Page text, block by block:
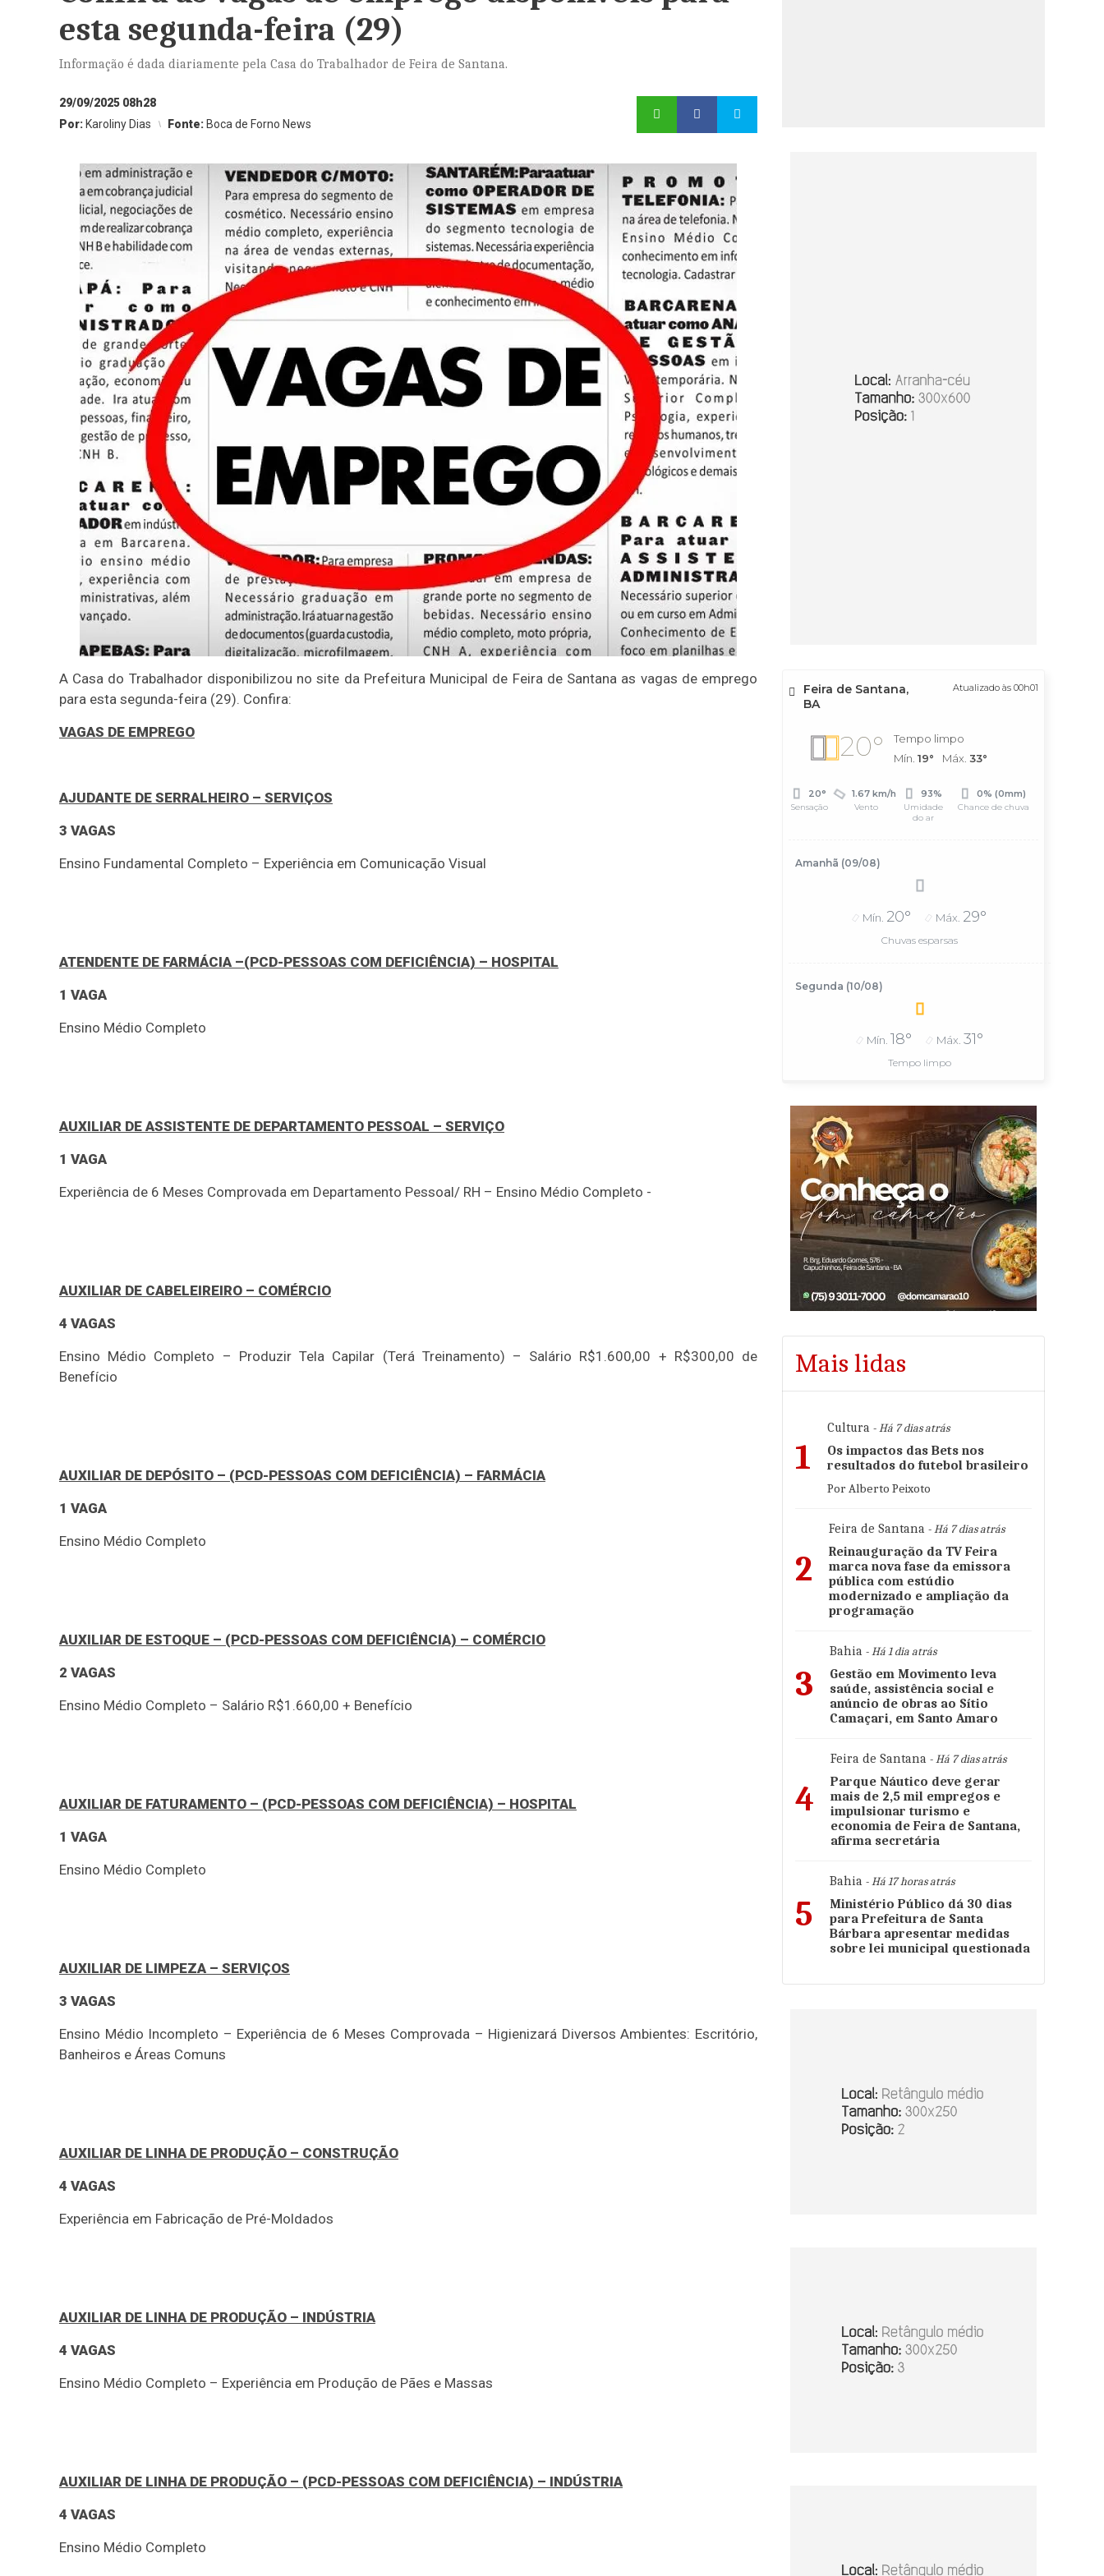
esta segunda-feira (29)
Informação é dada diariamente pela Casa do Trabalhador de Feira de Santana.
29/09/2025 08h28
Por: Karoliny Dias Fonte: Boca de Forno News
A Casa do Trabalhador disponibilizou no site da Prefeitura Municipal de Feira de Santana as vagas de emprego
para esta segunda-feira (29). Confira:
VAGAS DE EMPREGO
AJUDANTE DE SERRALHEIRO – SERVIÇOS
3 VAGAS
Ensino Fundamental Completo – Experiência em Comunicação Visual
ATENDENTE DE FARMÁCIA –(PCD-PESSOAS COM DEFICIÊNCIA) – HOSPITAL
1 VAGA
Ensino Médio Completo
AUXILIAR DE ASSISTENTE DE DEPARTAMENTO PESSOAL – SERVIÇO
1 VAGA
Experiência de 6 Meses Comprovada em Departamento Pessoal/ RH – Ensino Médio Completo -
AUXILIAR DE CABELEIREIRO – COMÉRCIO
4 VAGAS
Ensino Médio Completo – Produzir Tela Capilar (Terá Treinamento) – Salário R$1.600,00 + R$300,00 de
Benefício
AUXILIAR DE DEPÓSITO – (PCD-PESSOAS COM DEFICIÊNCIA) – FARMÁCIA
1 VAGA
Ensino Médio Completo
AUXILIAR DE ESTOQUE – (PCD-PESSOAS COM DEFICIÊNCIA) – COMÉRCIO
2 VAGAS
Ensino Médio Completo – Salário R$1.660,00 + Benefício
AUXILIAR DE FATURAMENTO – (PCD-PESSOAS COM DEFICIÊNCIA) – HOSPITAL
1 VAGA
Ensino Médio Completo
AUXILIAR DE LIMPEZA – SERVIÇOS
3 VAGAS
Ensino Médio Incompleto – Experiência de 6 Meses Comprovada – Higienizará Diversos Ambientes: Escritório,
Banheiros e Áreas Comuns
AUXILIAR DE LINHA DE PRODUÇÃO – CONSTRUÇÃO
4 VAGAS
Experiência em Fabricação de Pré-Moldados
AUXILIAR DE LINHA DE PRODUÇÃO – INDÚSTRIA
4 VAGAS
Ensino Médio Completo – Experiência em Produção de Pães e Massas
AUXILIAR DE LINHA DE PRODUÇÃO – (PCD-PESSOAS COM DEFICIÊNCIA) – INDÚSTRIA
4 VAGAS
Ensino Médio Completo
Feira de Santana,
BA
Atualizado às 00h01
20°
Tempo limpo
Mín. 19° Máx. 33°
20°
Sensação
1.67 km/h
Vento
93%
Umidade
do ar
0% (0mm)
Chance de chuva
Amanhã (09/08)
Mín. 20° Máx. 29°
Chuvas esparsas
Segunda (10/08)
Mín. 18° Máx. 31°
Tempo limpo
Mais lidas
1
Cultura - Há 7 dias atrás
Os impactos das Bets nos
resultados do futebol brasileiro
Por Alberto Peixoto
2
Feira de Santana - Há 7 dias atrás
Reinauguração da TV Feira
marca nova fase da emissora
pública com estúdio
modernizado e ampliação da
programação
3
Bahia - Há 1 dia atrás
Gestão em Movimento leva
saúde, assistência social e
anúncio de obras ao Sítio
Camaçari, em Santo Amaro
4
Feira de Santana - Há 7 dias atrás
Parque Náutico deve gerar
mais de 2,5 mil empregos e
impulsionar turismo e
economia de Feira de Santana,
afirma secretária
5
Bahia - Há 17 horas atrás
Ministério Público dá 30 dias
para Prefeitura de Santa
Bárbara apresentar medidas
sobre lei municipal questionada